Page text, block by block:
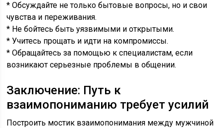
* Обсуждайте не только бытовые вопросы, но и свои
чувства и переживания.
* Не бойтесь быть уязвимыми и открытыми.
* Учитесь прощать и идти на компромиссы.
* Обращайтесь за помощью к специалистам, если
возникают серьезные проблемы в общении.
Заключение: Путь к
взаимопониманию требует усилий
Построить мостик взаимопонимания между мужчиной